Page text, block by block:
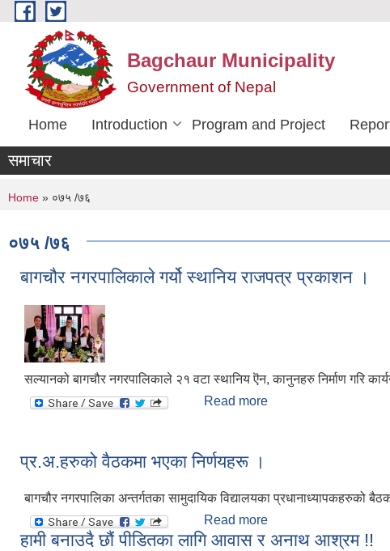
Skip to main content
Bagchaur Municipality
Government of Nepal
Home Introduction Program and Project
समाचार
You are here
Home » ०७५ /७६
०७५ /७६
बागचौर नगरपालिकाले गर्यो स्थानिय राजपत्र प्रकाशन ।
सल्यानको बागचौर नगरपालिकाले २१ वटा स्थानिय ऎन, कानुनहरु निर्माण गरि
Read more
प्र.अ.हरुको वैठकमा भएका निर्णयहरू ।
बागचौर नगरपालिका अन्तर्गतका सामुदायिक विद्यालयका प्रधानाध्यापकहरुको
Read more
हामी बनाउदै छौं पीडितका लागि आवास र अनाथ आश्रम !!